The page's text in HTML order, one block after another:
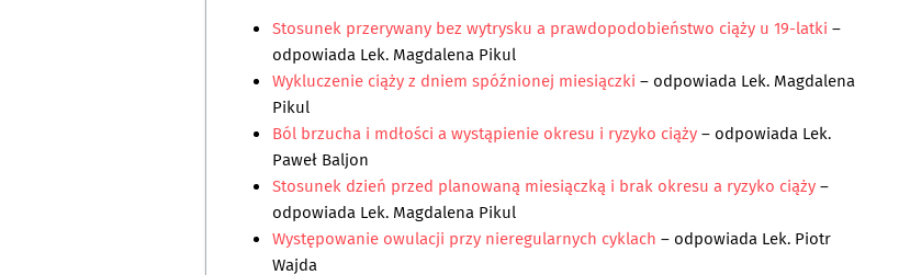
Stosunek przerywany bez wytrysku a prawdopodobieństwo ciąży u 19-latki –
odpowiada Lek. Magdalena Pikul
Wykluczenie ciąży z dniem spóźnionej miesiączki – odpowiada Lek. Magdalena
Pikul
Ból brzucha i mdłości a wystąpienie okresu i ryzyko ciąży– odpowiada Lek.
Paweł Baljon
Stosunek dzień przed planowaną miesiączką i brak okresu a ryzyko ciąży–
odpowiada Lek. Magdalena Pikul
Występowanie owulacji przy nieregularnych cyklach – odpowiada Lek. Piotr
Wajda